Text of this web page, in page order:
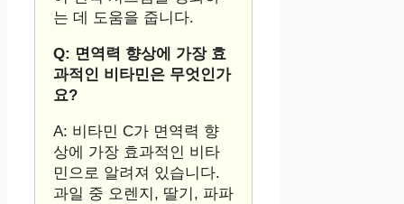
는 데 도움을 줍니다.
Q: 면역력 향상에 가장 효
과적인 비타민은 무엇인가
요?
A: 비타민 C가 면역력 향
상에 가장 효과적인 비타
민으로 알려져 있습니다.
과일 중 오렌지, 딸기, 파파